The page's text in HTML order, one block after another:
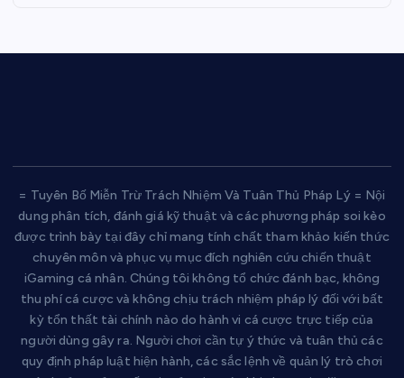
= Tuyên Bố Miễn Trừ Trách Nhiệm Và Tuân Thủ Pháp Lý = Nội
dung phân tích, đánh giá kỹ thuật và các phương pháp soi kèo
được trình bày tại đây chỉ mang tính chất tham khảo kiến thức
chuyên môn và phục vụ mục đích nghiên cứu chiến thuật
iGaming cá nhân. Chúng tôi không tổ chức đánh bạc, không
thu phí cá cược và không chịu trách nhiệm pháp lý đối với bất
kỳ tổn thất tài chính nào do hành vi cá cược trực tiếp của
người dùng gây ra. Người chơi cần tự ý thức và tuân thủ các
quy định pháp luật hiện hành, các sắc lệnh về quản lý trò chơi